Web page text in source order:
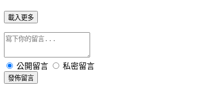
載入更多
公開留言 私密留言
發佈留言